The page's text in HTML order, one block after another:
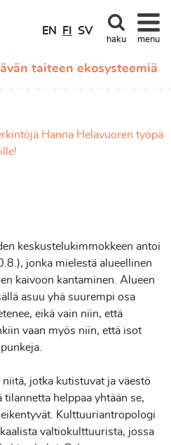
taiteen ekosysteemiä
EN FI SV
haku menu
Hanna Helavuoren työpä
keskustelukimmokkeen antoi
jonka mielestä alueellinen
kaivoon kantaminen. Alueen
asuu yhä suurempi osa
eikä vain niin, että
vaan myös niin, että isot
jotka kutistuvat ja väestö
tilannetta helppaa yhtään se,
Kulttuuriantropologi
valtiokulttuurista, jossa